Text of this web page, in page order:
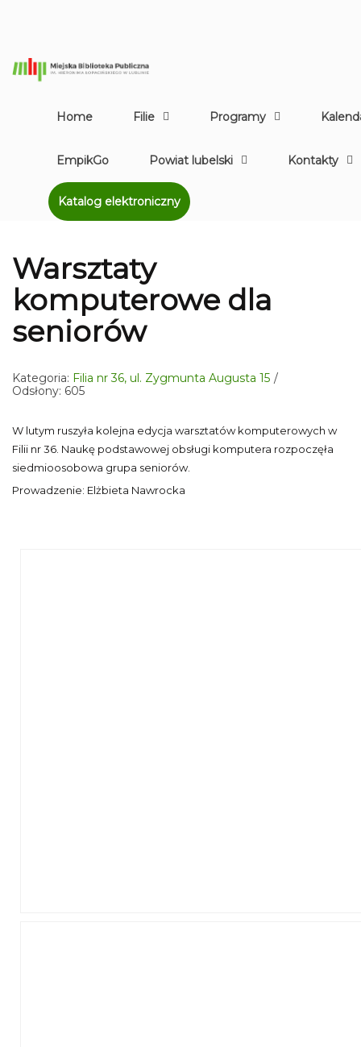
Home Filie Programy
EmpikGo Powiat lubelski Kontakty
Katalog elektroniczny
Warsztaty
komputerowe dla
seniorów
Kategoria: Filia nr 36, ul. Zygmunta Augusta 15
Odsłony: 605
W lutym ruszyła kolejna edycja warsztatów komputerowych w
Filii nr 36. Naukę podstawowej obsługi komputera rozpoczęła
siedmioosobowa grupa seniorów.
Prowadzenie: Elżbieta Nawrocka